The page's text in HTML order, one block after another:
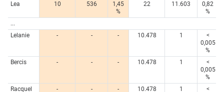
Lea
10 536
1,45
%
22 11.603
0,82
%
...
Lelanie
- - - 10.478 1
<
0,005
%
Bercis
- - - 10.478 1
<
0,005
%
Racquel
- - - 10.478 1
<